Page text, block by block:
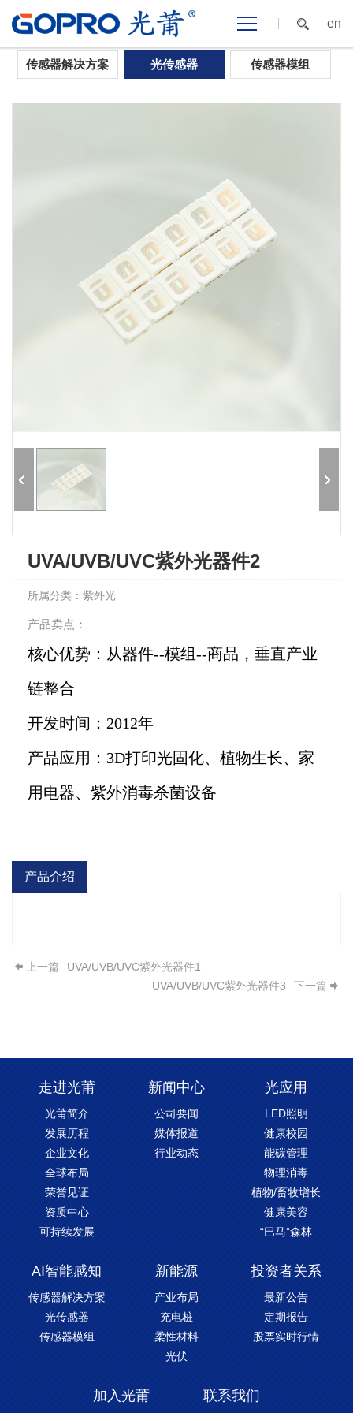
en
首页 >AI智能感知 >光传感器
传感器解决方案 光传感器 传感器模组
UVA/UVB/UVC紫外光器件2
所属分类：紫外光
产品卖点：
核心优势：从器件--模组--商品，垂直产业
链整合
开发时间：2012年
产品应用：3D打印光固化、植物生长、家
用电器、紫外消毒杀菌设备
产品介绍
上一篇
UVA/UVB/UVC紫外光器件1
UVA/UVB/UVC紫外光器件3
下一篇
走进光莆
光莆简介
发展历程
企业文化
全球布局
荣誉见证
资质中心
可持续发展
新闻中心
公司要闻
媒体报道
行业动态
光应用
LED照明
健康校园
能碳管理
物理消毒
植物/畜牧增长
健康美容
“巴马”森林
AI智能感知
传感器解决方案
光传感器
传感器模组
新能源
产业布局
充电桩
柔性材料
光伏
投资者关系
最新公告
定期报告
股票实时行情
加入光莆 联系我们